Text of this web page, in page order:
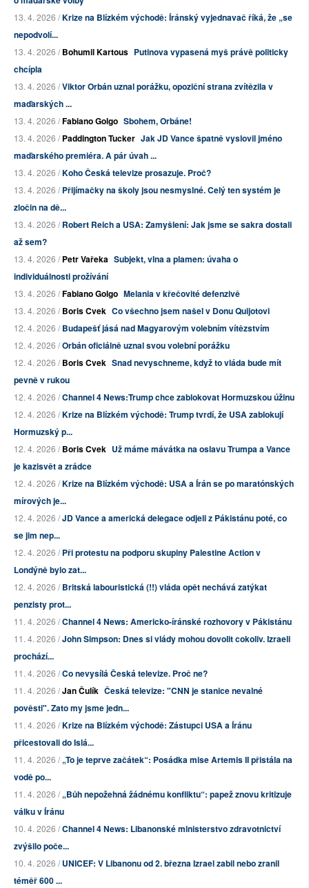
13. 4. 2026 /Krize na Blízkém východě: Íránský vyjednavač říká, že „se
nepodvolí...
13. 4. 2026 /Bohumil Kartous Putinova vypasená myš právě politicky
chcípla
13. 4. 2026 /Viktor Orbán uznal porážku, opoziční strana zvítězila v
maďarských ...
13. 4. 2026 /Fabiano Golgo Sbohem, Orbáne!
13. 4. 2026 /Paddington Tucker Jak JD Vance špatně vyslovil jméno
maďarského premiéra. A pár úvah ...
13. 4. 2026 /Koho Česká televize prosazuje. Proč?
13. 4. 2026 /Přijímačky na školy jsou nesmyslné. Celý ten systém je
zločin na dě...
13. 4. 2026 /Robert Reich a USA: Zamyšlení: Jak jsme se sakra dostali
až sem?
13. 4. 2026 /Petr Vařeka Subjekt, vlna a plamen: úvaha o
individuálnosti prožívání
13. 4. 2026 /Fabiano Golgo Melania v křečovité defenzivě
13. 4. 2026 /Boris Cvek Co všechno jsem našel v Donu Quijotovi
12. 4. 2026 /Budapešť jásá nad Magyarovým volebním vítězstvím
12. 4. 2026 /Orbán oficiálně uznal svou volební porážku
12. 4. 2026 /Boris Cvek Snad nevyschneme, když to vláda bude mít
pevně v rukou
12. 4. 2026 /Channel 4 News:Trump chce zablokovat Hormuzskou úžinu
12. 4. 2026 /Krize na Blízkém východě: Trump tvrdí, že USA zablokují
Hormuzský p...
12. 4. 2026 /Boris Cvek Už máme mávátka na oslavu Trumpa a Vance
je kazisvět a zrádce
12. 4. 2026 /Krize na Blízkém východě: USA a Írán se po maratónských
mírových je...
12. 4. 2026 /JD Vance a americká delegace odjeli z Pákistánu poté, co
se jim nep...
12. 4. 2026 /Při protestu na podporu skupiny Palestine Action v
Londýně bylo zat...
12. 4. 2026 /Britská labouristická (!!) vláda opět nechává zatýkat
penzisty prot...
11. 4. 2026 /Channel 4 News: Americko-íránské rozhovory v Pákistánu
11. 4. 2026 /John Simpson: Dnes si vlády mohou dovolit cokoliv. Izraeli
prochází...
11. 4. 2026 /Co nevysílá Česká televize. Proč ne?
11. 4. 2026 /Jan Čulík Česká televize: "CNN je stanice nevalné
pověsti". Zato my jsme jedn...
11. 4. 2026 /Krize na Blízkém východě: Zástupci USA a Íránu
přicestovali do Islá...
11. 4. 2026 /„To je teprve začátek“: Posádka mise Artemis II přistála na
vodě po...
11. 4. 2026 /„Bůh nepožehná žádnému konfliktu“: papež znovu kritizuje
válku v Íránu
10. 4. 2026 /Channel 4 News: Libanonské ministerstvo zdravotnictví
zvýšilo poče...
10. 4. 2026 /UNICEF: V Libanonu od 2. března Izrael zabil nebo zranil
téměř 600 ...